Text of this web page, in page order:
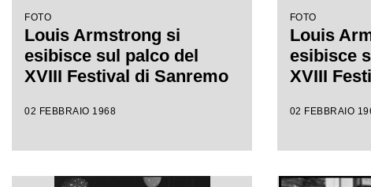
FOTO
Louis Armstrong si
esibisce sul palco del
XVIII Festival di Sanremo
02 FEBBRAIO 1968
FOTO
Louis
esibisce
XVIII
02 FEBBRAIO